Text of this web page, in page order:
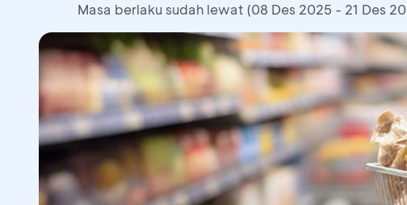
Masa berlaku sudah lewat (08 Des 2025 - 21 Des